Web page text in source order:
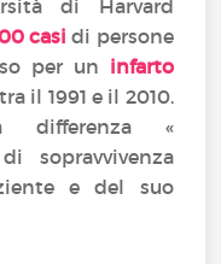
di Harvard
casi di persone
per un infarto
il 1991 e il 2010.
differenza «
sopravvivenza
e del suo